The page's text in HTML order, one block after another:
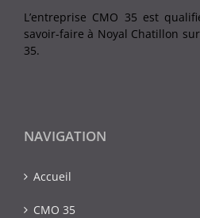
L’entreprise CMO 35 est
savoir-faire à Noyal Chatillon
35.
NAVIGATION
Accueil
CMO 35